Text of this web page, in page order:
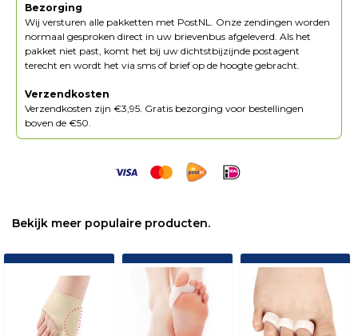
Bezorging
Wij versturen alle pakketten met PostNL. Onze zendingen worden
normaal gesproken direct in uw brievenbus afgeleverd. Als het
pakket niet past, komt het bij uw dichtstbijzijnde postagent
terecht en wordt het via sms of brief op de hoogte gebracht.
Verzendkosten
Verzendkosten zijn €3,95. Gratis bezorging voor bestellingen
boven de €50.
Bekijk meer populaire producten.